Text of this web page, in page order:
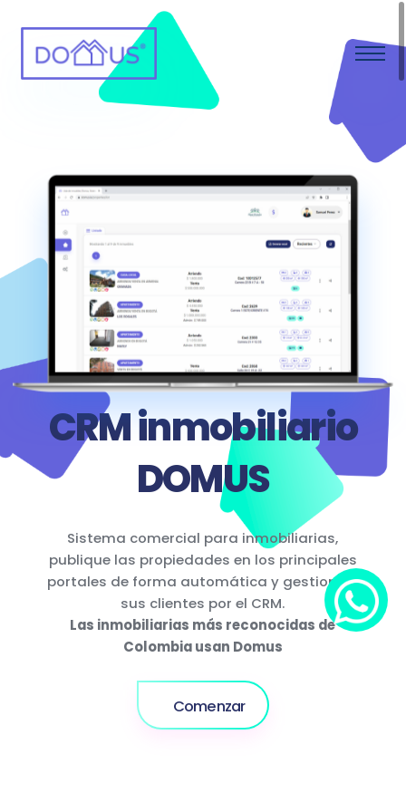
CRM inmobiliario
DOMUS
Sistema comercial para inmobiliarias,
publique las propiedades en los principales
portales de forma automática y gestione a
sus clientes por el CRM.
Las inmobiliarias más reconocidas de
Colombia usan Domus
Comenzar